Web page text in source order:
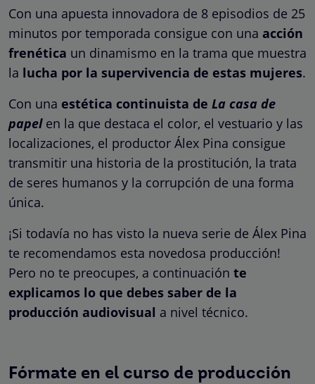
Con una apuesta innovadora de 8 episodios de 25
minutos por temporada consigue con una acción
frenética un dinamismo en la trama que muestra
la lucha por la supervivencia de estas mujeres.
Con una estética continuista de La casa de
papelen la que destaca el color, el vestuario y las
localizaciones, el productor Álex Pina consigue
transmitir una historia de la prostitución, la trata
de seres humanos y la corrupción de una forma
única.
¡Si todavía no has visto la nueva serie de Álex Pina
te recomendamos esta novedosa producción!
Pero no te preocupes, a continuación te
explicamos lo que debes saber de la
producción audiovisual a nivel técnico.
Fórmate en el curso de producción